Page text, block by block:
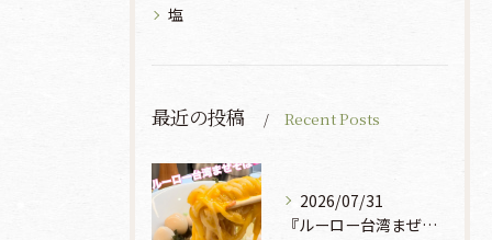
塩
最近の投稿 Recent Posts
2026/07/31
『ルーロー台湾まぜそば』930円🍜🫧